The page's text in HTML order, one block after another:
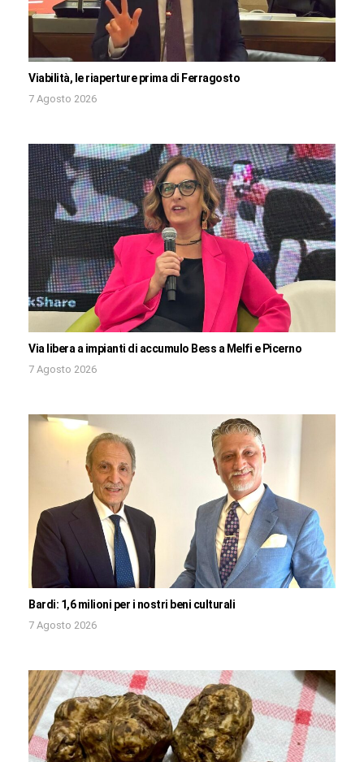
Viabilità, le riaperture prima di Ferragosto
7 Agosto 2026
Via libera a impianti di accumulo Bess a Melfi e Picerno
7 Agosto 2026
Bardi: 1,6 milioni per i nostri beni culturali
7 Agosto 2026